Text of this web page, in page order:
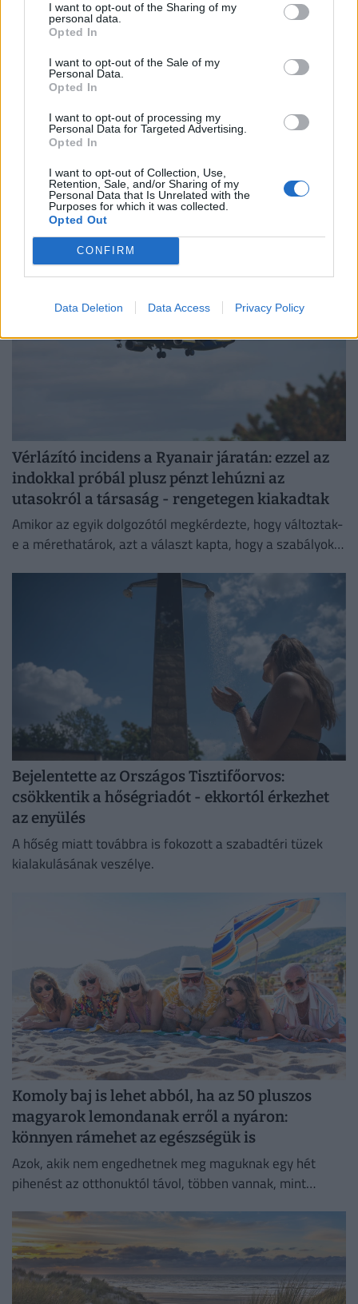
I want to opt-out of the Sharing of my
personal data.
Opted In
I want to opt-out of the Sale of my
Personal Data.
Opted In
I want to opt-out of processing my
Personal Data for Targeted Advertising.
Opted In
I want to opt-out of Collection, Use,
Retention, Sale, and/or Sharing of my
Personal Data that Is Unrelated with the
Purposes for which it was collected.
Opted Out
CONFIRM
Data Deletion Data Access Privacy Policy
mikor érdemes Törökországba utazni
Olcsó törökországi utazást szeretnél? Mutatjuk, melyik
hónapok kedveznek a pénztárcának, és mikor biztosabb a
strandszezon.
Vérlázító incidens a Ryanair járatán: ezzel az
indokkal próbál plusz pénzt lehúzni az
utasokról a társaság - rengetegen kiakadtak
Amikor az egyik dolgozótól megkérdezte, hogy változtak-
e a mérethatárok, azt a választ kapta, hogy a szabályok
Bejelentette az Országos Tisztifőorvos:
csökkentik a hőségriadót - ekkortól érkezhet
az enyülés
A hőség miatt továbbra is fokozott a szabadtéri tüzek
kialakulásának veszélye.
Komoly baj is lehet abból, ha az 50 pluszos
magyarok lemondanak erről a nyáron:
könnyen rámehet az egészségük is
Azok, akik nem engedhetnek meg maguknak egy hét
pihenést az otthonuktól távol, többen vannak, mint